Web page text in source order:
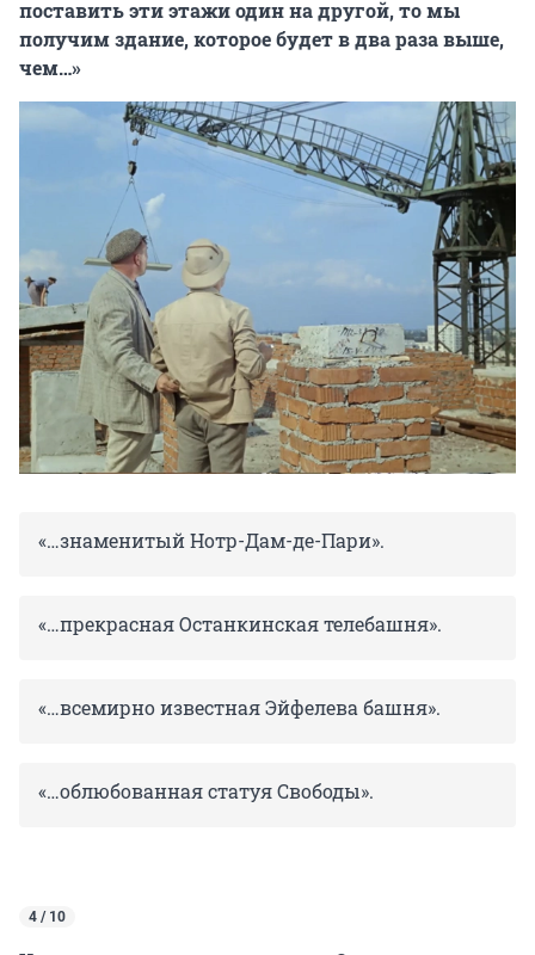
поставить эти этажи один на другой, то мы
получим здание, которое будет в два раза выше,
чем…»
«…знаменитый Нотр-Дам-де-Пари».
«…прекрасная Останкинская телебашня».
«…всемирно известная Эйфелева башня».
«…облюбованная статуя Свободы».
4 / 10